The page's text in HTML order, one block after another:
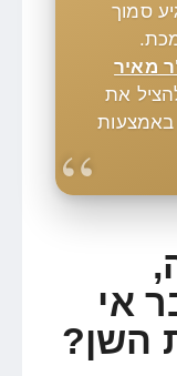
סמוך
מאיר
את
באמצעות
אי
השן?